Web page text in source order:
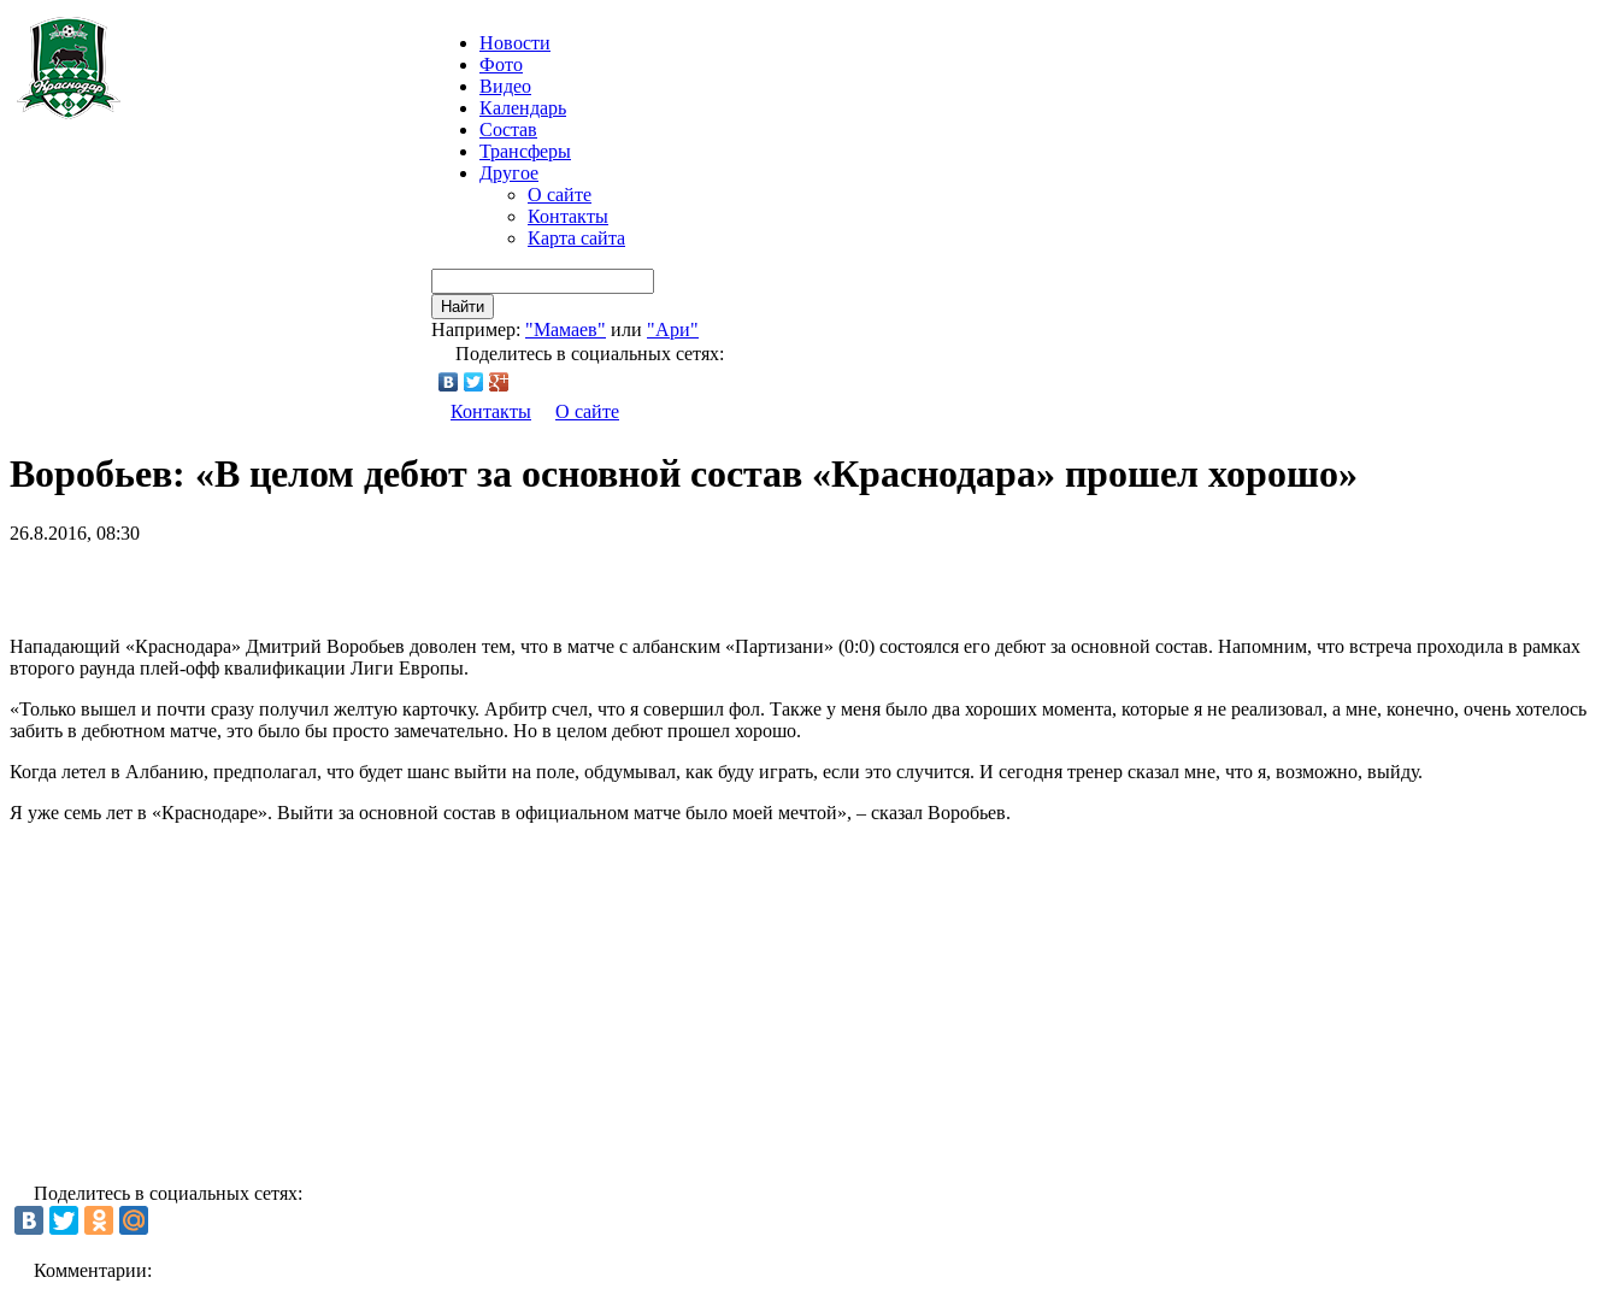
Новости
Фото
Видео
Календарь
Состав
Трансферы
Другое
О сайте
Контакты
Карта сайта
Найти
Например: "Мамаев" или "Ари"
Поделитесь в социальных сетях:
Контакты О сайте
Воробьев: «В целом дебют за основной состав «Краснодара» прошел хорошо»
26.8.2016, 08:30
Нападающий «Краснодара» Дмитрий Воробьев доволен тем, что в матче с албанским «Партизани» (0:0) состоялся его дебют за основной состав. Напомним, что встреча проходила в рамках
второго раунда плей-офф квалификации Лиги Европы.
«Только вышел и почти сразу получил желтую карточку. Арбитр счел, что я совершил фол. Также у меня было два хороших момента, которые я не реализовал, а мне, конечно, очень хотелось
забить в дебютном матче, это было бы просто замечательно. Но в целом дебют прошел хорошо.
Когда летел в Албанию, предполагал, что будет шанс выйти на поле, обдумывал, как буду играть, если это случится. И сегодня тренер сказал мне, что я, возможно, выйду.
Я уже семь лет в «Краснодаре». Выйти за основной состав в официальном матче было моей мечтой», – сказал Воробьев.
Поделитесь в социальных сетях:
Комментарии: